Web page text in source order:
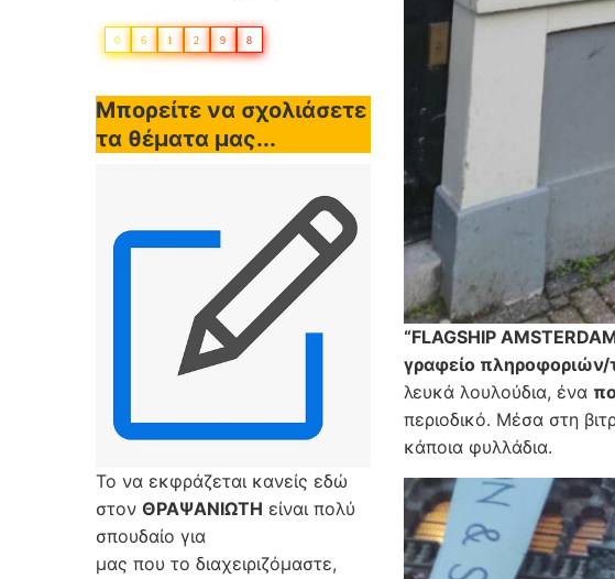
0 6 1 2 9 8
Μπορείτε να σχολιάσετε
τα θέματα μας...
Το να εκφράζεται κανείς εδώ
στον ΘΡΑΨΑΝΙΩΤΗ είναι πολύ
σπουδαίο για
μας που το διαχειριζόμαστε,
“FLAGSHIP
γραφείο πληροφοριών/
λευκά λουλούδια, ένα
περιοδικό. Μέσα στη
κάποια φυλλάδια.